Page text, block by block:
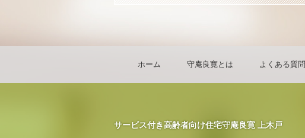
ホーム 守庵良寛とは よくある質問
サービス付き高齢者向け住宅守庵良寛 上木戸